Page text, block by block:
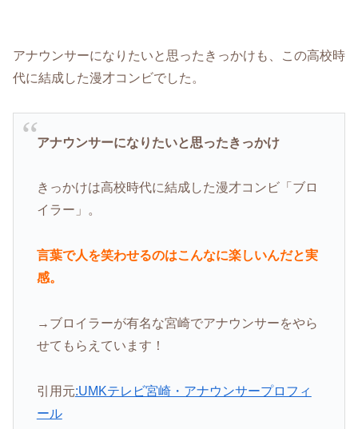
アナウンサーになりたいと思ったきっかけも、この高校時
代に結成した漫才コンビでした。
アナウンサーになりたいと思ったきっかけ
きっかけは高校時代に結成した漫才コンビ「ブロ
イラー」。
言葉で人を笑わせるのはこんなに楽しいんだと実
感。
→ブロイラーが有名な宮崎でアナウンサーをやら
せてもらえています！
引用元:UMKテレビ宮崎・アナウンサープロフィ
ール